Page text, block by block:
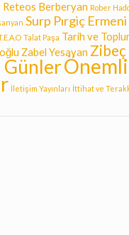
Reteos Berberyan Rober
Surp Pırgiç Ermeni
Talat Paşa Tarih ve
Zabel Yesayan Zibeç
Önemli
İletişim Yayınları İttihat ve